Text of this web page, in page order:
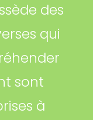
des
qui
sont
à